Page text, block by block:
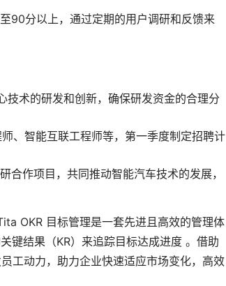
90分以上，通过定期的用户调研和反馈来
技术的研发和创新，确保研发资金的合理分
、智能互联工程师等，第一季度制定招聘计
合作项目，共同推动智能汽车技术的发展，
OKR 目标管理是一套先进且高效的管理体
键结果（KR）来追踪目标达成进度 。借助
工动力，助力企业快速适应市场变化，高效